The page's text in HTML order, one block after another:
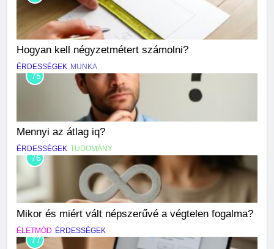
Hogyan kell négyzetmétert számolni?
ÉRDESSÉGEK MUNKA
75
Mennyi az átlag iq?
ÉRDESSÉGEK TUDOMÁNY
76
Mikor és miért vált népszerűvé a végtelen fogalma?
ÉLETMÓD ÉRDESSÉGEK
77